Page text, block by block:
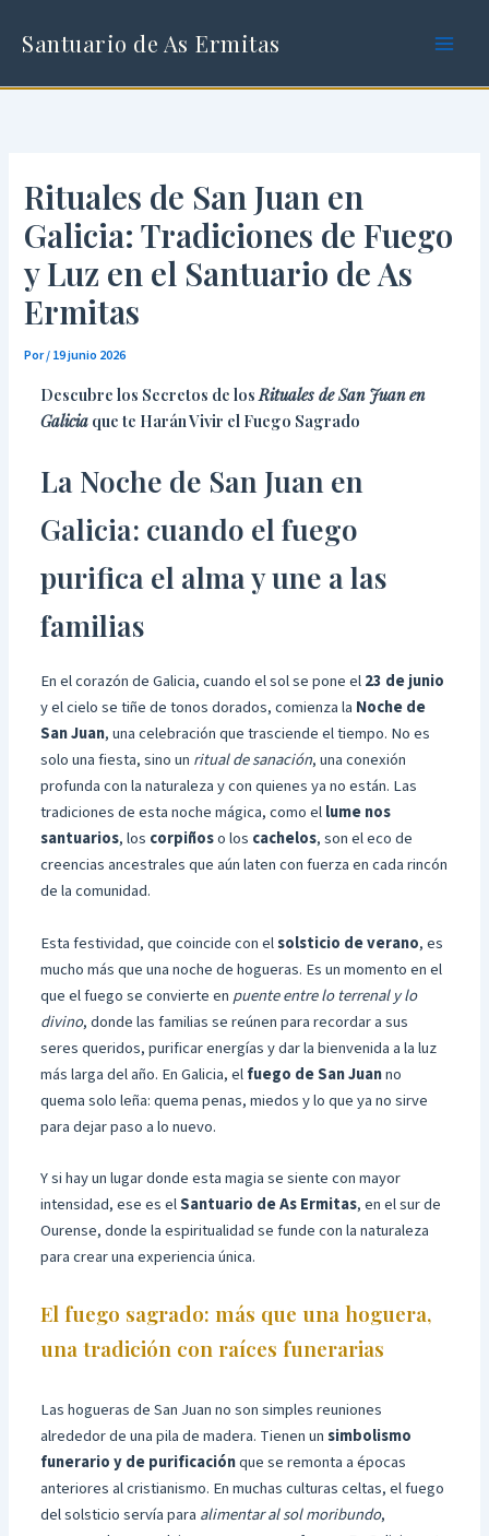
Santuario de As Ermitas
Rituales de San Juan en
Galicia: Tradiciones de Fuego
y Luz en el Santuario de As
Ermitas
Por/19 junio 2026
Descubre los Secretos de los Rituales de San Juan en
Galicia que te Harán Vivir el Fuego Sagrado
La Noche de San Juan en
Galicia: cuando el fuego
purifica el alma y une a las
familias
En el corazón de Galicia, cuando el sol se pone el23 de junio
y el cielo se tiñe de tonos dorados, comienza la Noche de
San Juan, una celebración que trasciende el tiempo. No es
solo una fiesta, sino un ritual de sanación, una conexión
profunda con la naturaleza y con quienes ya no están. Las
tradiciones de esta noche mágica, como ellume nos
santuarios, los corpiñoso los cachelos, son el eco de
creencias ancestrales que aún laten con fuerza en cada rincón
de la comunidad.
Esta festividad, que coincide con elsolsticio de verano, es
mucho más que una noche de hogueras. Es un momento en el
que el fuego se convierte en puente entre lo terrenal y lo
divino, donde las familias se reúnen para recordar a sus
seres queridos, purificar energías y dar la bienvenida a la luz
más larga del año. En Galicia, elfuego de San Juanno
quema solo leña: quema penas, miedos y lo que ya no sirve
para dejar paso a lo nuevo.
Y si hay un lugar donde esta magia se siente con mayor
intensidad, ese es elSantuario de As Ermitas, en el sur de
Ourense, donde la espiritualidad se funde con la naturaleza
para crear una experiencia única.
El fuego sagrado: más que una hoguera,
una tradición con raíces funerarias
Las hogueras de San Juan no son simples reuniones
alrededor de una pila de madera. Tienen unsimbolismo
funerario y de purificaciónque se remonta a épocas
anteriores al cristianismo. En muchas culturas celtas, el fuego
del solsticio servía para alimentar al sol moribundo,